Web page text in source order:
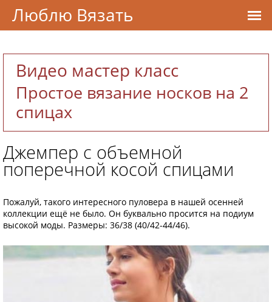
Видео мастер класс
Простое вязание носков на 2
спицах
Джемпер с объемной
поперечной косой спицами
Пожалуй, такого интересного пуловера в нашей осенней
коллекции ещё не было. Он буквально просится на подиум
высокой моды. Размеры: 36/38 (40/42-44/46).
Люблю Вязать